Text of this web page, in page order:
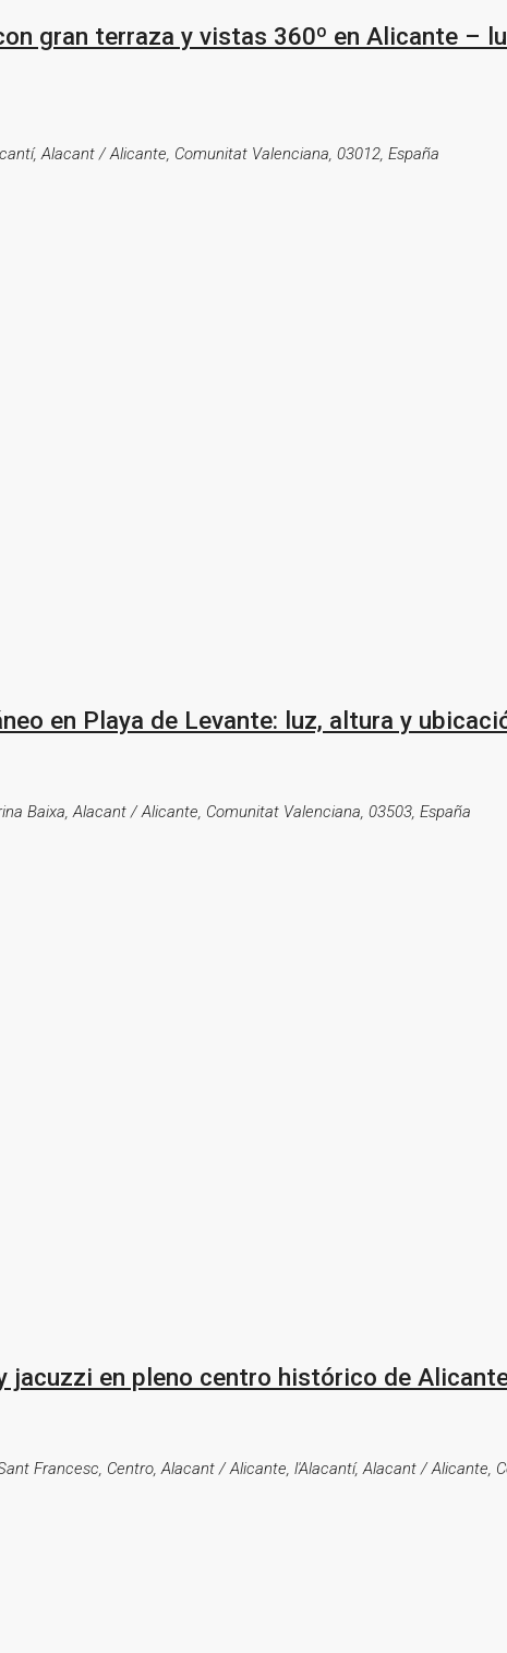
gran terraza y vistas 360º en Alicante –
Alacant / Alicante, Comunitat Valenciana, 03012, España
en Playa de Levante: luz, altura y
Baixa, Alacant / Alicante, Comunitat Valenciana, 03503, España
en pleno centro histórico de
Francesc, Centro, Alacant / Alicante, l'Alacantí, Alacant / Alicante,